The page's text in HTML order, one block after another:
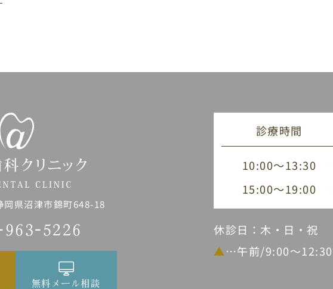
県沼津市錦町648-18
963-5226
無料メール相談
診療時間
10:00～13:30
15:00～19:00
休診日：木・日・祝
▲…午前/9:00～